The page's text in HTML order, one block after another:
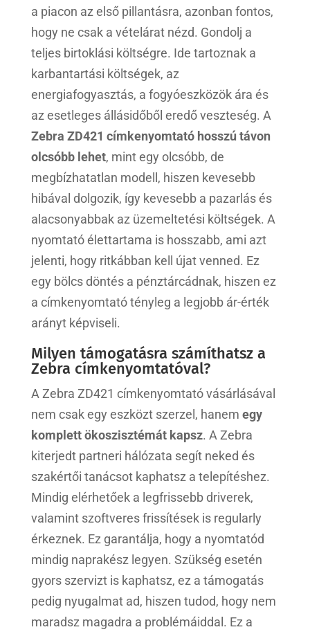
a piacon az első pillantásra, azonban fontos,
hogy ne csak a vételárat nézd. Gondolj a
teljes birtoklási költségre. Ide tartoznak a
karbantartási költségek, az
energiafogyasztás, a fogyóeszközök ára és
az esetleges állásidőből eredő veszteség. A
Zebra ZD421 címkenyomtató hosszú távon
olcsóbb lehet, mint egy olcsóbb, de
megbízhatatlan modell, hiszen kevesebb
hibával dolgozik, így kevesebb a pazarlás és
alacsonyabbak az üzemeltetési költségek. A
nyomtató élettartama is hosszabb, ami azt
jelenti, hogy ritkábban kell újat venned. Ez
egy bölcs döntés a pénztárcádnak, hiszen ez
a címkenyomtató tényleg a legjobb ár-érték
arányt képviseli.
Milyen támogatásra számíthatsz a
Zebra címkenyomtatóval?
A Zebra ZD421 címkenyomtató vásárlásával
nem csak egy eszközt szerzel, hanem egy
komplett ökoszisztémát kapsz. A Zebra
kiterjedt partneri hálózata segít neked és
szakértői tanácsot kaphatsz a telepítéshez.
Mindig elérhetőek a legfrissebb driverek,
valamint szoftveres frissítések is regularly
érkeznek. Ez garantálja, hogy a nyomtatód
mindig naprakész legyen. Szükség esetén
gyors szervizt is kaphatsz, ez a támogatás
pedig nyugalmat ad, hiszen tudod, hogy nem
maradsz magadra a problémáiddal. Ez a